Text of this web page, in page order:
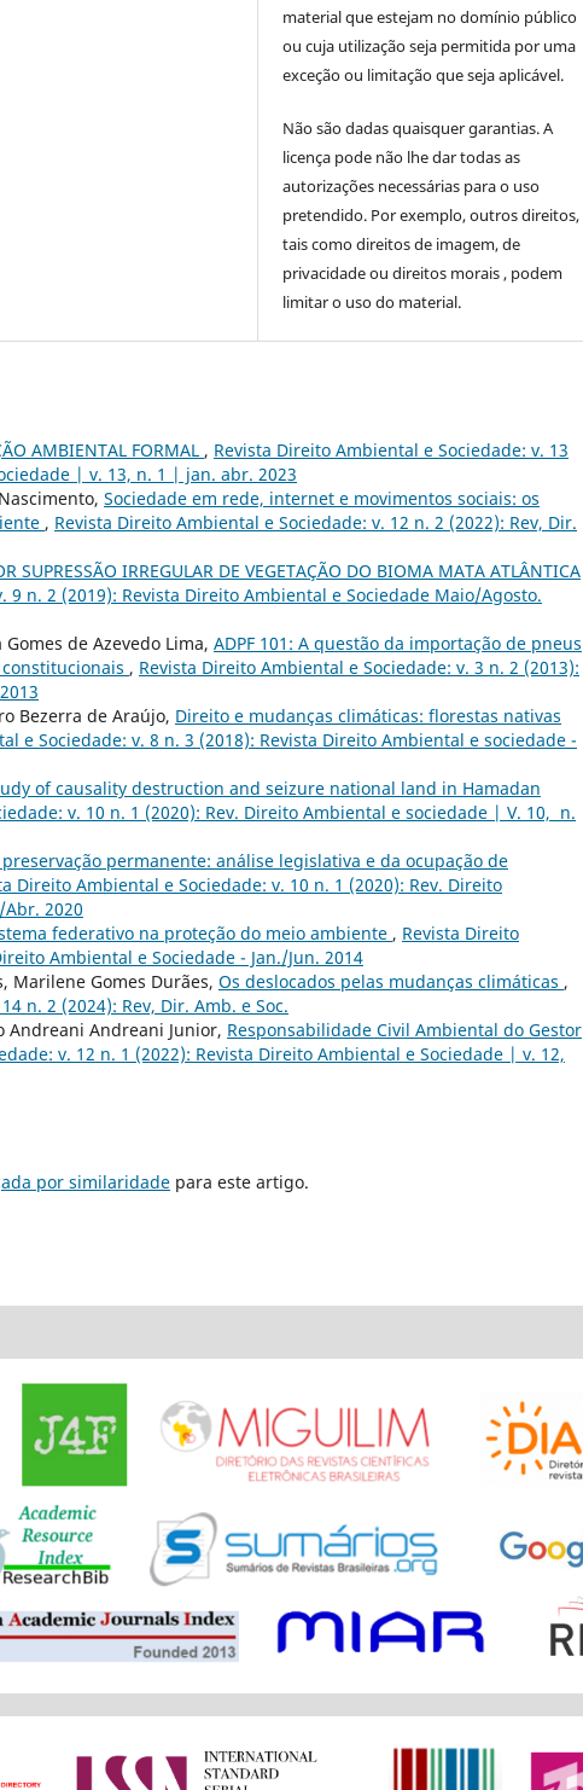
material que estejam no domínio público
ou cuja utilização seja permitida por uma
exceção ou limitação que seja aplicável.
Não são dadas quaisquer garantias. A
licença pode não lhe dar todas as
autorizações necessárias para o uso
pretendido. Por exemplo, outros direitos,
tais como direitos de imagem, de
privacidade ou direitos morais , podem
limitar o uso do material.
AMBIENTAL FORMAL , Revista Direito Ambiental e Sociedade: v. 13
| v. 13, n. 1 | jan. abr. 2023
Sociedade em rede, internet e movimentos sociais: os
, Revista Direito Ambiental e Sociedade: v. 12 n. 2 (2022): Rev, Dir.
SUPRESSÃO IRREGULAR DE VEGETAÇÃO DO BIOMA MATA ATLÂNTICA
9 n. 2 (2019): Revista Direito Ambiental e Sociedade Maio/Agosto.
de Azevedo Lima, ADPF 101: A questão da importação de pneus
, Revista Direito Ambiental e Sociedade: v. 3 n. 2 (2013):
Bezerra de Araújo, Direito e mudanças climáticas: florestas nativas
e Sociedade: v. 8 n. 3 (2018): Revista Direito Ambiental e sociedade -
of causality destruction and seizure national land in Hamadan
v. 10 n. 1 (2020): Rev. Direito Ambiental e sociedade | V. 10, n.
permanente: análise legislativa e da ocupação de
Direito Ambiental e Sociedade: v. 10 n. 1 (2020): Rev. Direito
2020
federativo na proteção do meio ambiente , Revista Direito
Ambiental e Sociedade - Jan./Jun. 2014
Marilene Gomes Durães, Os deslocados pelas mudanças climáticas ,
n. 2 (2024): Rev, Dir. Amb. e Soc.
Andreani Andreani Junior, Responsabilidade Civil Ambiental do Gestor
v. 12 n. 1 (2022): Revista Direito Ambiental e Sociedade | v. 12,
por similaridade para este artigo.